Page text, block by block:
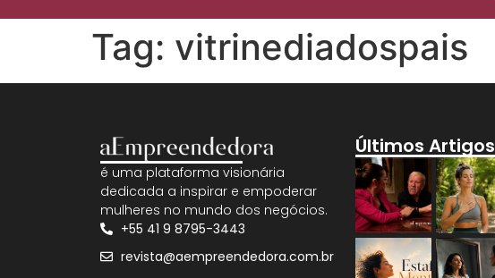
Tag: vitrinediadospais
é uma plataforma visionária
dedicada a inspirar e empoderar
mulheres no mundo dos negócios.
+55 41 9 8795-3443
revista@aempreendedora.com.br
Últimos Artigos